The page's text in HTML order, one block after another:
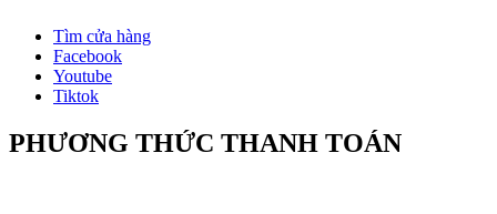
Tìm cửa hàng
Facebook
Youtube
Tiktok
PHƯƠNG THỨC THANH TOÁN